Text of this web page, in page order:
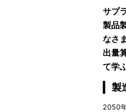
サプ
製品
なさ
出量
て学
製
2050